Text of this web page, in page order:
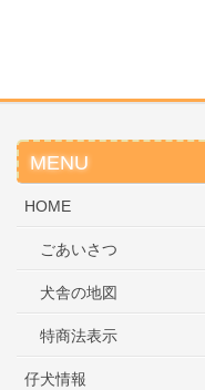
MENU
HOME
ごあいさつ
犬舎の地図
特商法表示
仔犬情報